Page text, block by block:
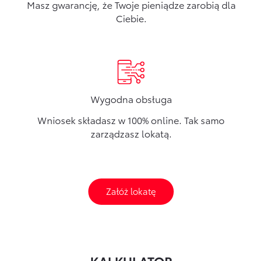
Masz gwarancję, że Twoje pieniądze zarobią dla
Ciebie.
Wygodna obsługa
Wniosek składasz w 100% online. Tak samo
zarządzasz lokatą.
Załóż lokatę